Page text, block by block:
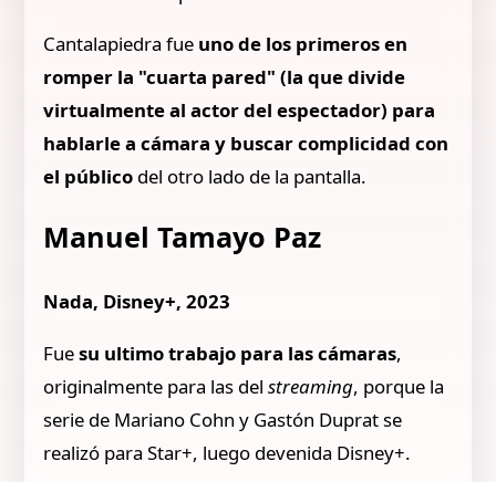
Cantalapiedra fue uno de los primeros en
romper la "cuarta pared" (la que divide
virtualmente al actor del espectador) para
hablarle a cámara y buscar complicidad con
el público del otro lado de la pantalla.
Manuel Tamayo Paz
Nada, Disney+, 2023
Fuesu ultimo trabajo para las cámaras,
originalmente para las delstreaming, porque la
serie de Mariano Cohn y Gastón Duprat se
realizó para Star+, luego devenida Disney+.